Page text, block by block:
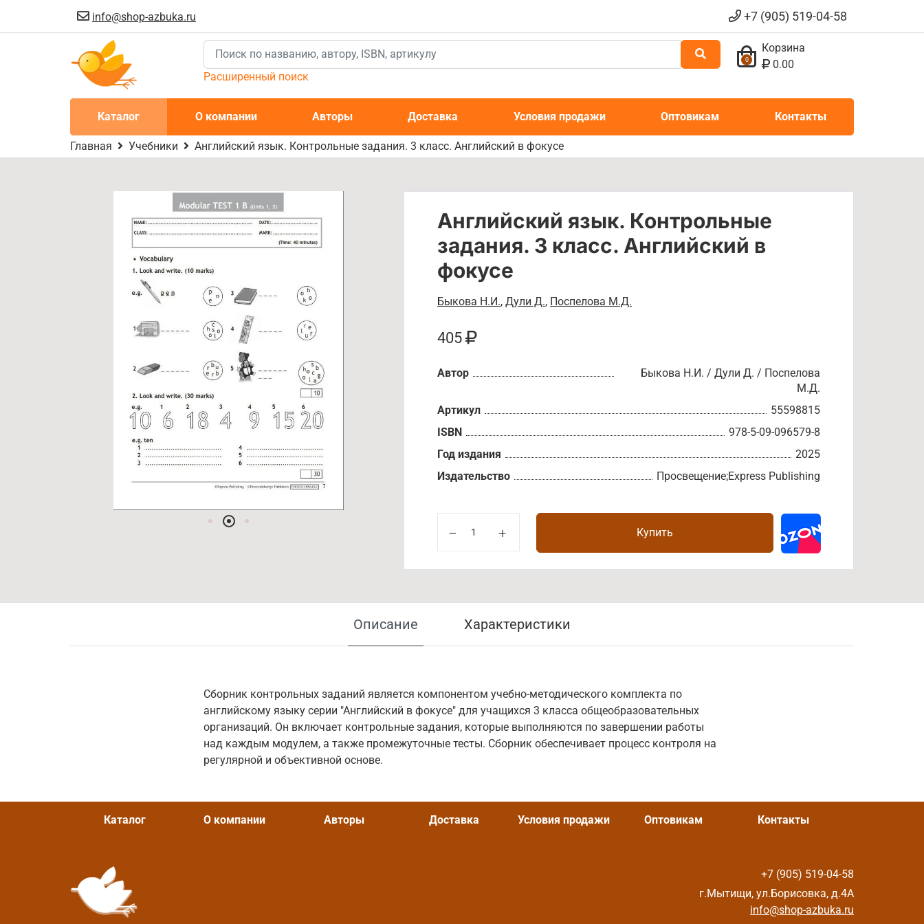
info@shop-azbuka.ru +7 (905) 519-04-58
Расширенный поиск
0
Корзина
0.00
Каталог О компании Авторы Доставка Условия продажи Оптовикам Контакты
Главная Учебники Английский язык. Контрольные задания. 3 класс. Английский в фокусе
Английский язык. Контрольные
задания. 3 класс. Английский в
фокусе
Быкова Н.И., Дули Д., Поспелова М.Д.
405
Автор
Быкова Н.И. / Дули Д. / Поспелова
М.Д.
Артикул
55598815
ISBN
978-5-09-096579-8
Год издания
2025
Издательство
Просвещение;Express Publishing
Купить
Описание Характеристики
Сборник контрольных заданий является компонентом учебно-методического комплекта по
английскому языку серии "Английский в фокусе" для учащихся 3 класса общеобразовательных
организаций. Он включает контрольные задания, которые выполняются по завершении работы
над каждым модулем, а также промежуточные тесты. Сборник обеспечивает процесс контроля на
регулярной и объективной основе.
Каталог О компании Авторы Доставка Условия продажи Оптовикам Контакты
+7 (905) 519-04-58
г.Мытищи, ул.Борисовка, д.4А
info@shop-azbuka.ru